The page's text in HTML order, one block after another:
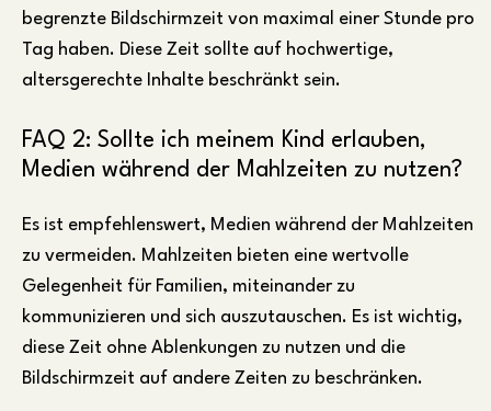
begrenzte Bildschirmzeit von maximal einer Stunde pro
Tag haben. Diese Zeit sollte auf hochwertige,
altersgerechte Inhalte beschränkt sein.
FAQ 2: Sollte ich meinem Kind erlauben,
Medien während der Mahlzeiten zu nutzen?
Es ist empfehlenswert, Medien während der Mahlzeiten
zu vermeiden. Mahlzeiten bieten eine wertvolle
Gelegenheit für Familien, miteinander zu
kommunizieren und sich auszutauschen. Es ist wichtig,
diese Zeit ohne Ablenkungen zu nutzen und die
Bildschirmzeit auf andere Zeiten zu beschränken.